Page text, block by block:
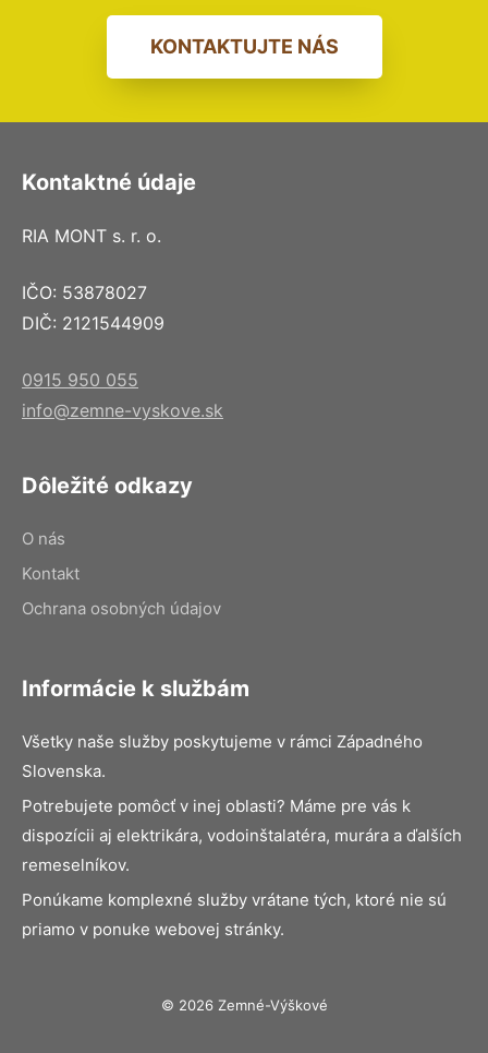
KONTAKTUJTE NÁS
Kontaktné údaje
RIA MONT s. r. o.
IČO: 53878027
DIČ: 2121544909
0915 950 055
info@zemne-vyskove.sk
Dôležité odkazy
O nás
Kontakt
Ochrana osobných údajov
Informácie k službám
Všetky naše služby poskytujeme v rámci Západného
Slovenska.
Potrebujete pomôcť v inej oblasti? Máme pre vás k
dispozícii aj elektrikára, vodoinštalatéra, murára a ďalších
remeselníkov.
Ponúkame komplexné služby vrátane tých, ktoré nie sú
priamo v ponuke webovej stránky.
© 2026 Zemné-Výškové